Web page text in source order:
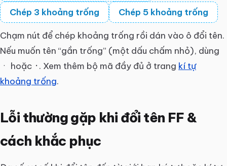
Chép 3 khoảng trống
Chép 5 khoảng trống
Chạm nút để chép khoảng trống rồi dán vào ô đổi tên.
Nếu muốn tên “gần trống” (một dấu chấm nhỏ), dùng
ㆍ hoặc ᛫ . Xem thêm bộ mã đầy đủ ở trang kí tự
khoảng trống.
Lỗi thường gặp khi đổi tên FF &
cách khắc phục